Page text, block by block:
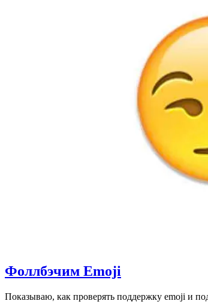
Фоллбэчим Emoji
Показываю, как проверять поддержку emoji и